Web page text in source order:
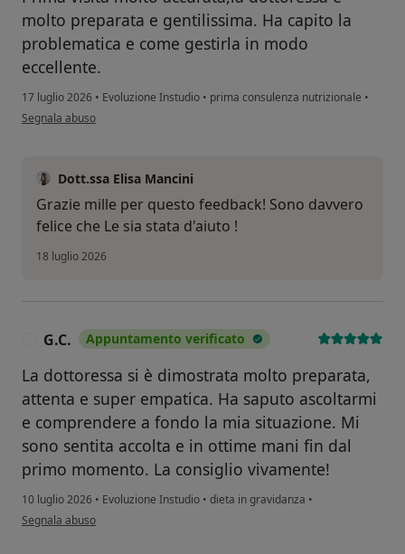
molto preparata e gentilissima. Ha capito la
problematica e come gestirla in modo
eccellente.
17 luglio 2026 • Evoluzione Instudio • prima consulenza nutrizionale •
secondo l'opinione dell'utente B.S.
Segnala abuso
Dott.ssa Elisa Mancini
Grazie mille per questo feedback! Sono davvero
felice che Le sia stata d'aiuto !
18 luglio 2026
G.C. Appuntamento verificato
La dottoressa si è dimostrata molto preparata,
attenta e super empatica. Ha saputo ascoltarmi
e comprendere a fondo la mia situazione. Mi
sono sentita accolta e in ottime mani fin dal
primo momento. La consiglio vivamente!
10 luglio 2026 • Evoluzione Instudio • dieta in gravidanza •
secondo l'opinione dell'utente G.C.
Segnala abuso